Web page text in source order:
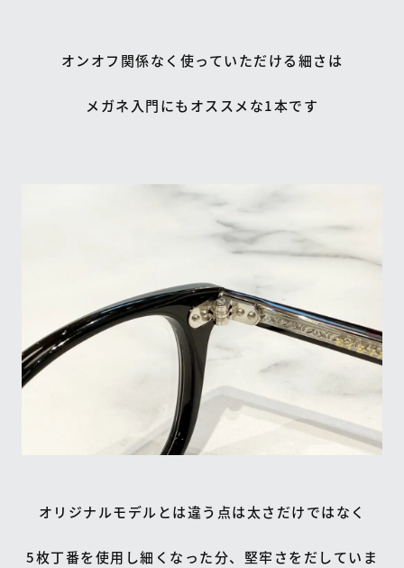
オンオフ関係なく使っていただける細さは
メガネ入門にもオススメな1本です
オリジナルモデルとは違う点は太さだけではなく
5枚丁番を使用し細くなった分、堅牢さをだしていま